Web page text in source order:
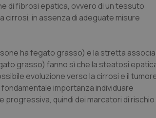
di fibrosi epatica, ovvero di un tessuto
cirrosi, in assenza di adeguate misure
ha fegato grasso) e la stretta
grasso) fanno sì che la steatosi
evoluzione verso la cirrosi e il
importanza individuare
quindi dei marcatori di